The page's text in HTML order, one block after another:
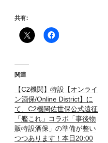
共有:
関連
【C2機関】特設【オンライ
ン酒保/Online District】に
て、C2機関佐世保公式遠征
「艦これ」コラボ「事後物
販特設酒保」の準備が整い
つつあります！本日20:00